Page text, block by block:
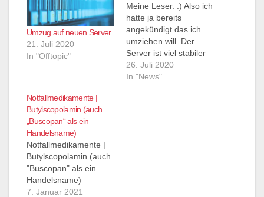
Umzug auf neuen Server
21. Juli 2020
In "Offtopic"
Meine Leser. :) Also ich
hatte ja bereits
angekündigt das ich
umziehen will. Der
Server ist viel stabiler
und besser zu
handhaben als hier bei
26. Juli 2020
In "News"
Notfallmedikamente |
Butylscopolamin (auch
„Buscopan“ als ein
Handelsname)
Notfallmedikamente |
Butylscopolamin (auch
"Buscopan" als ein
Handelsname)
7. Januar 2021